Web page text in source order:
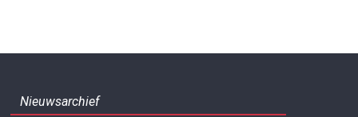
Nieuwsarchief